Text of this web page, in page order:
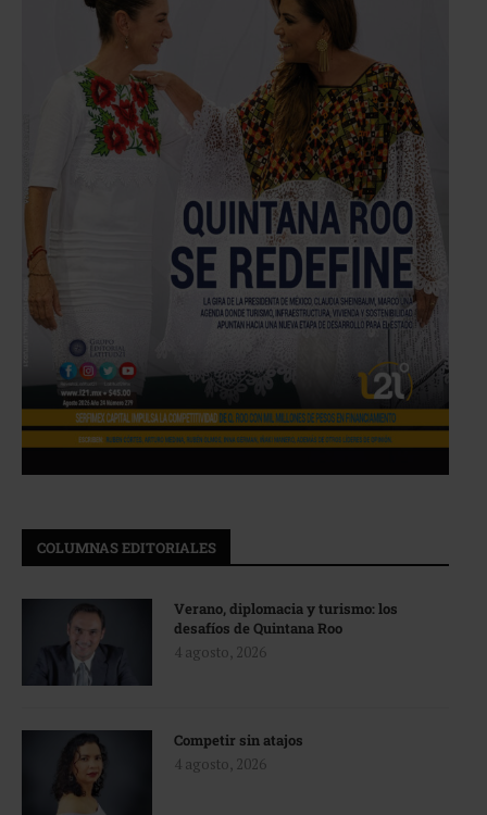
COLUMNAS EDITORIALES
Verano, diplomacia y turismo: los
desafíos de Quintana Roo
4 agosto, 2026
Competir sin atajos
4 agosto, 2026